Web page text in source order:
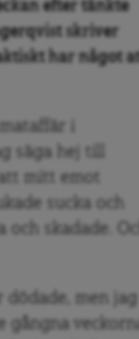
efter tänkte
skriver
har något
i
säga hej till
mitt emot
sucka och
skadade. Och
men jag
gångna